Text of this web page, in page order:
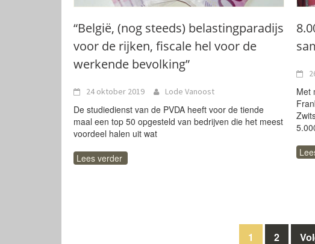
“België, (nog steeds) belastingparadijs
voor de rijken, fiscale hel voor de
werkende bevolking”
24 oktober 2019 Lode Vanoost
De studiedienst van de PVDA heeft voor de tiende
maal een top 50 opgesteld van bedrijven die het meest
voordeel halen uit wat
Lees verder
Met
1 2